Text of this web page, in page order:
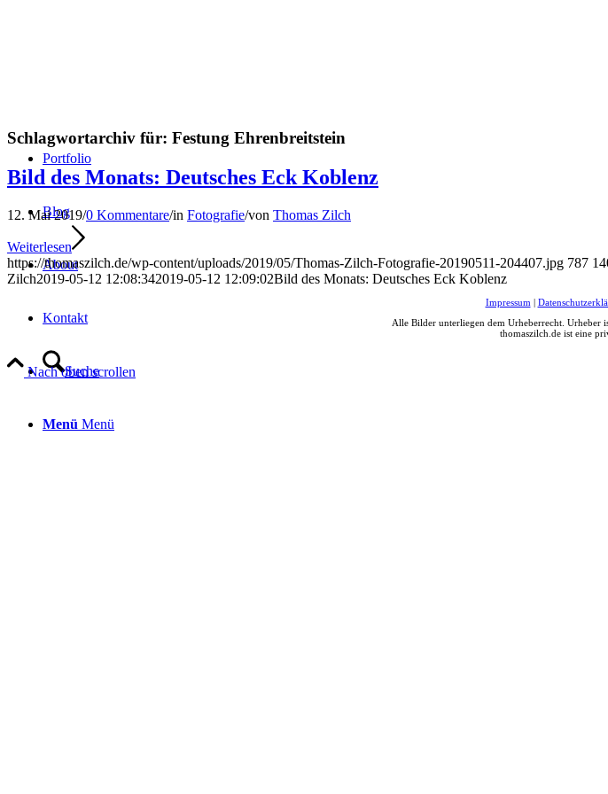
Portfolio
Blog
About
Kontakt
Suche
Menü Menü
Schlagwortarchiv für: Festung Ehrenbreitstein
Bild des Monats: Deutsches Eck Koblenz
12. Mai 2019/0 Kommentare/in Fotografie/von Thomas Zilch
Weiterlesen
https://thomaszilch.de/wp-content/uploads/2019/05/Thomas-Zilch-Fotografie-20190511-204407.jpg 787
Zilch2019-05-12 12:08:342019-05-12 12:09:02Bild des Monats: Deutsches Eck Koblenz
Impressum |
Alle Bilder unterliegen dem Urheberrecht. Urheber
thomaszilch.de ist eine
Nach oben scrollen